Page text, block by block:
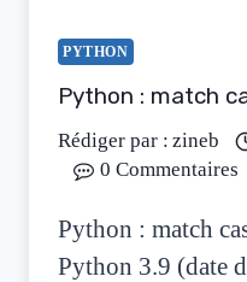
PYTHON
Python : match
Rédiger par : zineb
0 Commentaires
Python : match
Python 3.9 (date